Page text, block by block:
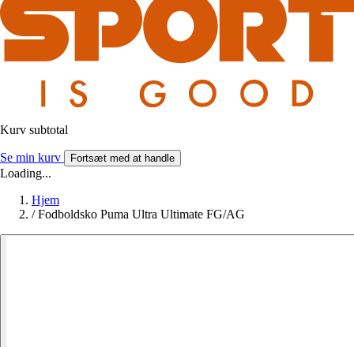
Kurv subtotal
Se min kurv Fortsæt med at handle
Loading...
Hjem
/ Fodboldsko Puma Ultra Ultimate FG/AG